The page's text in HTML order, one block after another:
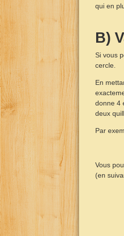
qui en
B)
Si vous
cercle.
En
donne 4
deux
Par
Vous
(en